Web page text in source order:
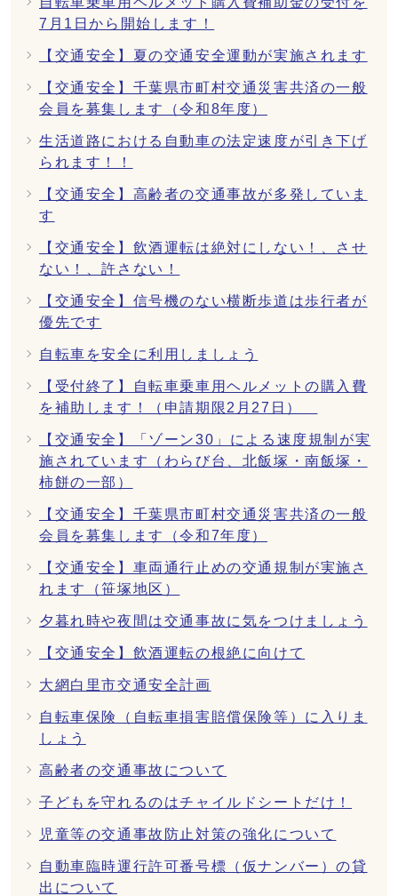
7月1日から開始します！
【交通安全】夏の交通安全運動が実施されます
【交通安全】千葉県市町村交通災害共済の一般
会員を募集します（令和8年度）
生活道路における自動車の法定速度が引き下げ
られます！！
【交通安全】高齢者の交通事故が多発していま
す
【交通安全】飲酒運転は絶対にしない！、させ
ない！、許さない！
【交通安全】信号機のない横断歩道は歩行者が
優先です
自転車を安全に利用しましょう
【受付終了】自転車乗車用ヘルメットの購入費
を補助します！（申請期限2月27日）
【交通安全】「ゾーン30」による速度規制が実
施されています（わらび台、北飯塚・南飯塚・
柿餅の一部）
【交通安全】千葉県市町村交通災害共済の一般
会員を募集します（令和7年度）
【交通安全】車両通行止めの交通規制が実施さ
れます（笹塚地区）
夕暮れ時や夜間は交通事故に気をつけましょう
【交通安全】飲酒運転の根絶に向けて
大網白里市交通安全計画
自転車保険（自転車損害賠償保険等）に入りま
しょう
高齢者の交通事故について
子どもを守れるのはチャイルドシートだけ！
児童等の交通事故防止対策の強化について
自動車臨時運行許可番号標（仮ナンバー）の貸
出について